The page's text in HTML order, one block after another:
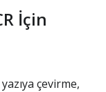
İçin
çevirme,